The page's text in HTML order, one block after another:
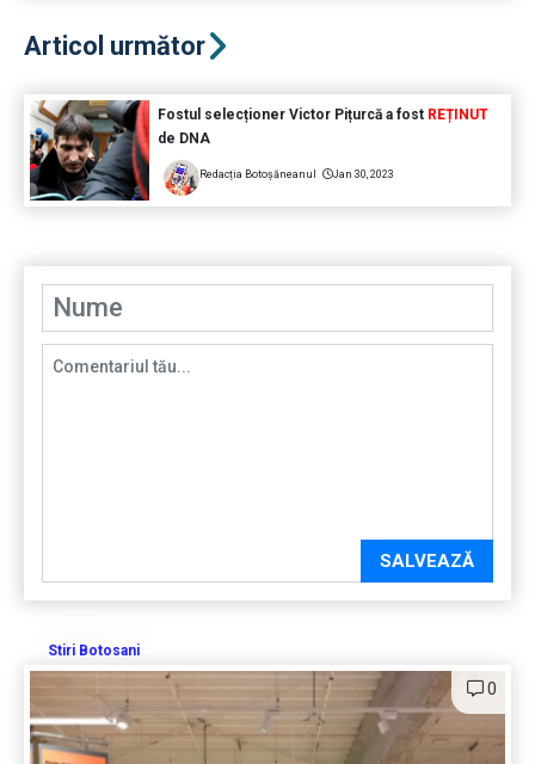
Articol următor
Fostul selecționer Victor Pițurcă a fost REȚINUT
de DNA
Redacția Botoșăneanul Jan 30, 2023
SALVEAZĂ
Stiri Botosani
0